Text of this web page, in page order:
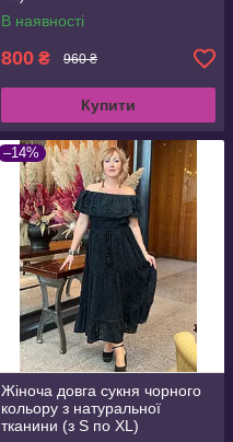
В наявності
800 ₴ 960 ₴
Купити
–14%
Жіноча довга сукня чорного
кольору з натуральної
тканини (з S по XL)